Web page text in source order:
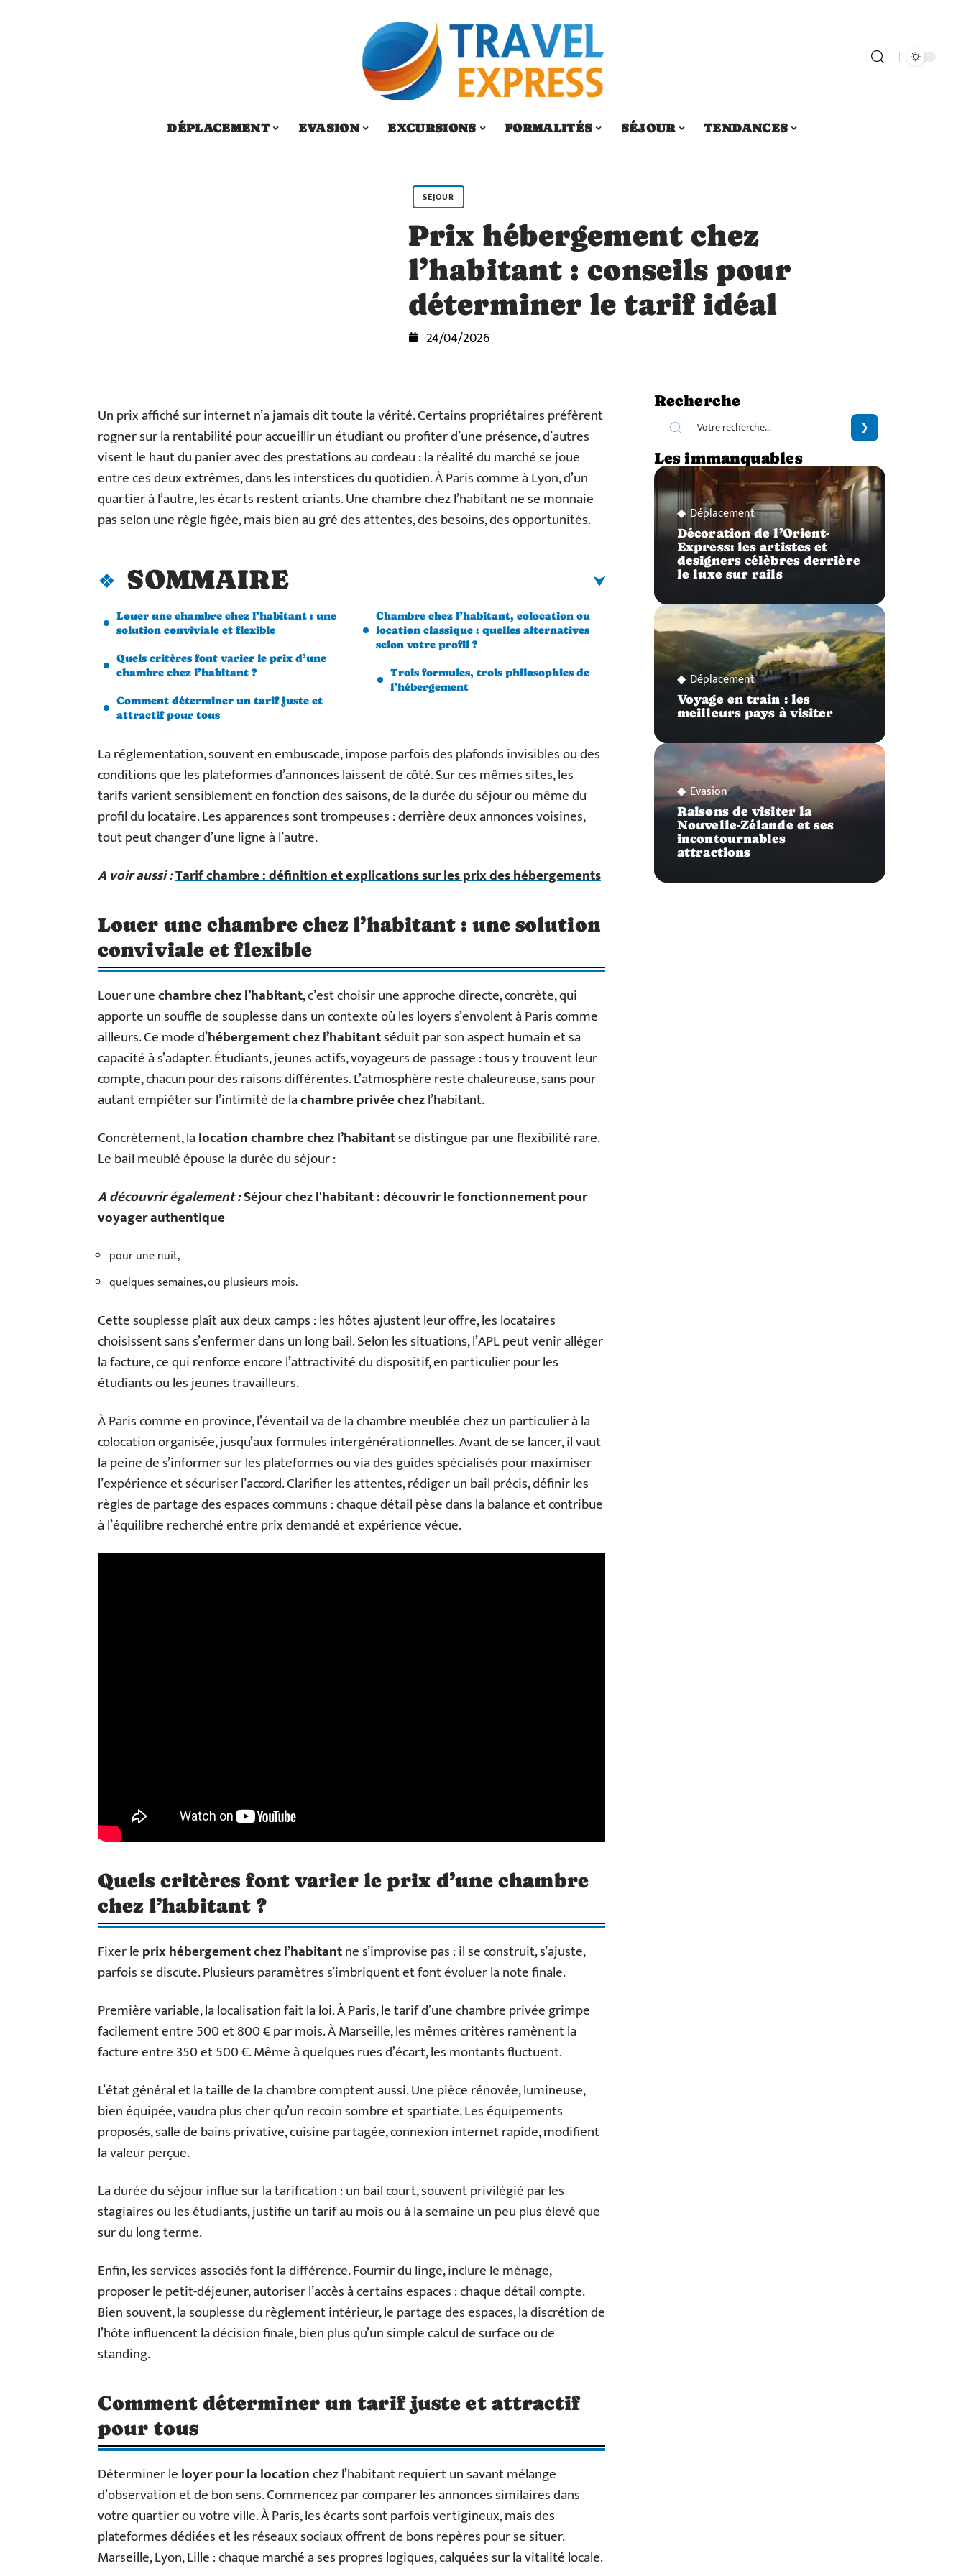
DÉPLACEMENT EVASION EXCURSIONS FORMALITÉS SÉJOUR TENDANCES
SÉJOUR
Prix hébergement chez
l’habitant : conseils pour
déterminer le tarif idéal
24/04/2026
Un prix affiché sur internet n’a jamais dit toute la vérité. Certains propriétaires préfèrent
rogner sur la rentabilité pour accueillir un étudiant ou profiter d’une présence, d’autres
visent le haut du panier avec des prestations au cordeau : la réalité du marché se joue
entre ces deux extrêmes, dans les interstices du quotidien. À Paris comme à Lyon, d’un
quartier à l’autre, les écarts restent criants. Une chambre chez l’habitant ne se monnaie
pas selon une règle figée, mais bien au gré des attentes, des besoins, des opportunités.
SOMMAIRE
Louer une chambre chez l’habitant : une
solution conviviale et flexible
Quels critères font varier le prix d’une
chambre chez l’habitant ?
Comment déterminer un tarif juste et
attractif pour tous
Chambre chez l’habitant, colocation ou
location classique : quelles alternatives
selon votre profil ?
Trois formules, trois philosophies de
l’hébergement
La réglementation, souvent en embuscade, impose parfois des plafonds invisibles ou des
conditions que les plateformes d’annonces laissent de côté. Sur ces mêmes sites, les
tarifs varient sensiblement en fonction des saisons, de la durée du séjour ou même du
profil du locataire. Les apparences sont trompeuses : derrière deux annonces voisines,
tout peut changer d’une ligne à l’autre.
A voir aussi :Tarif chambre : définition et explications sur les prix des hébergements
Louer une chambre chez l’habitant : une solution
conviviale et flexible
Louer unechambre chez l’habitant, c’est choisir une approche directe, concrète, qui
apporte un souffle de souplesse dans un contexte où les loyers s’envolent à Paris comme
ailleurs. Ce mode d’hébergement chez l’habitantséduit par son aspect humain et sa
capacité à s’adapter. Étudiants, jeunes actifs, voyageurs de passage : tous y trouvent leur
compte, chacun pour des raisons différentes. L’atmosphère reste chaleureuse, sans pour
autant empiéter sur l’intimité de lachambre privée chezl’habitant.
Concrètement, lalocation chambre chez l’habitantse distingue par une flexibilité rare.
Le bail meublé épouse la durée du séjour :
A découvrir également :Séjour chez l'habitant : découvrir le fonctionnement pour
voyager authentique
pour une nuit,
quelques semaines, ou plusieurs mois.
Cette souplesse plaît aux deux camps : les hôtes ajustent leur offre, les locataires
choisissent sans s’enfermer dans un long bail. Selon les situations, l’APL peut venir alléger
la facture, ce qui renforce encore l’attractivité du dispositif, en particulier pour les
étudiants ou les jeunes travailleurs.
À Paris comme en province, l’éventail va de la chambre meublée chez un particulier à la
colocation organisée, jusqu’aux formules intergénérationnelles. Avant de se lancer, il vaut
la peine de s’informer sur les plateformes ou via des guides spécialisés pour maximiser
l’expérience et sécuriser l’accord. Clarifier les attentes, rédiger un bail précis, définir les
règles de partage des espaces communs : chaque détail pèse dans la balance et contribue
à l’équilibre recherché entre prix demandé et expérience vécue.
Quels critères font varier le prix d’une chambre
chez l’habitant ?
Fixer leprix hébergement chez l’habitantne s’improvise pas : il se construit, s’ajuste,
parfois se discute. Plusieurs paramètres s’imbriquent et font évoluer la note finale.
Première variable, la localisation fait la loi. À Paris, le tarif d’une chambre privée grimpe
facilement entre 500 et 800 € par mois. À Marseille, les mêmes critères ramènent la
facture entre 350 et 500 €. Même à quelques rues d’écart, les montants fluctuent.
L’état général et la taille de la chambre comptent aussi. Une pièce rénovée, lumineuse,
bien équipée, vaudra plus cher qu’un recoin sombre et spartiate. Les équipements
proposés, salle de bains privative, cuisine partagée, connexion internet rapide, modifient
la valeur perçue.
La durée du séjour influe sur la tarification : un bail court, souvent privilégié par les
stagiaires ou les étudiants, justifie un tarif au mois ou à la semaine un peu plus élevé que
sur du long terme.
Enfin, les services associés font la différence. Fournir du linge, inclure le ménage,
proposer le petit-déjeuner, autoriser l’accès à certains espaces : chaque détail compte.
Bien souvent, la souplesse du règlement intérieur, le partage des espaces, la discrétion de
l’hôte influencent la décision finale, bien plus qu’un simple calcul de surface ou de
standing.
Comment déterminer un tarif juste et attractif
pour tous
Déterminer leloyer pour la locationchez l’habitant requiert un savant mélange
d’observation et de bon sens. Commencez par comparer les annonces similaires dans
votre quartier ou votre ville. À Paris, les écarts sont parfois vertigineux, mais des
plateformes dédiées et les réseaux sociaux offrent de bons repères pour se situer.
Marseille, Lyon, Lille : chaque marché a ses propres logiques, calquées sur la vitalité locale.
Recherche
Les immanquables
Déplacement
Décoration de l’Orient-
Express: les artistes et
designers célèbres derrière
le luxe sur rails
Déplacement
Voyage en train : les
meilleurs pays à visiter
Evasion
Raisons de visiter la
Nouvelle-Zélande et ses
incontournables
attractions